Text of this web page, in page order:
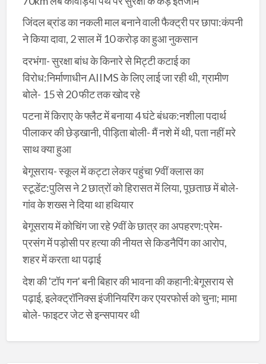
जिंदल ब्रांड का नकली माल बनाने वाली फैक्ट्री पर छापा:कंपनी
ने किया दावा, 2 साल में 10 करोड़ का हुआ नुकसान
दरभंगा- सुरक्षा बांध के किनारे से मिट्टी कटाई का
विरोध:निर्माणाधीन AIIMS के लिए लाई जा रही थी, ग्रामीण
बोले- 15 से 20 फीट तक खोद रहे
पटना में किराए के फ्लैट में बनाया 4 घंटे बंधक:नशीला पदार्थ
पीलाकर की छेड़खानी, पीड़िता बोली- मैं नशे में थी, पता नहीं मरे
साथ क्या हुआ
बेगूसराय- स्कूल में कट्टा लेकर पहुंचा 9वीं क्लास का
स्टूडेंट:पुलिस ने 2 छात्रों को हिरासत में लिया, पूछताछ में बोले-
गांव के शख्स ने दिया था हथियार
बेगूसराय में कोचिंग जा रहे 9वीं के छात्र का अपहरण:प्रेम-
प्रसंग में पड़ोसी पर हत्या की नीयत से किडनैपिंग का आरोप,
शहर में करता था पढ़ाई
देश की 'टॉप गन' बनी बिहार की भावना की कहानी:बेगूसराय से
पढ़ाई, इलेक्ट्रॉनिक्स इंजीनियरिंग कर एयरफोर्स को चुना; मामा
बोले- फाइटर जेट से इन्सपायर थी